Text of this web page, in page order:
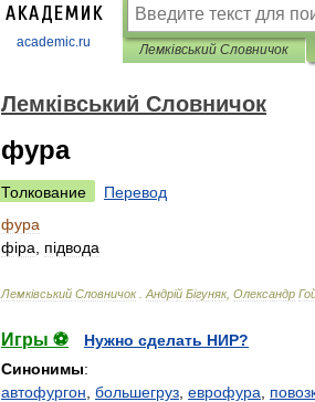
academic.ru Лемківський Словничок
Лемківський Словничок
фура
Толкование
Перевод
фура
фіра підвода
Лемківський Словничок Андрій Бігуняк, Олександр
Игры ⚽
Нужно сделать НИР?
Синонимы:
автофургон большегруз еврофура